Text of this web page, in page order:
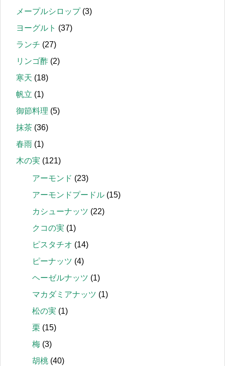
メープルシロップ(3)
ヨーグルト (37)
ランチ (27)
リンゴ酢 (2)
寒天 (18)
帆立 (1)
御節料理 (5)
抹茶 (36)
春雨 (1)
木の実 (121)
アーモンド (23)
アーモンドプードル (15)
カシューナッツ (22)
クコの実 (1)
ピスタチオ (14)
ピーナッツ (4)
ヘーゼルナッツ (1)
マカダミアナッツ (1)
松の実 (1)
栗 (15)
梅 (3)
胡桃 (40)